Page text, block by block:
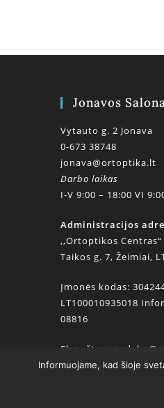
Jonavos
Vytauto g. 2 Jonava
0-673 38748
jonava@ortoptika.lt
Darbo laikas
I-V 9:00 – 18:00 VI
Administracijos
,,Ortoptikos Centras“
Taikos g. 7, Žeimiai,
Įmonės kodas:
LT100010935018
08816
El. paštas:
Informuojame, kad šioje